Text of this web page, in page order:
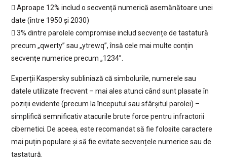
 Aproape 12% includ o secvență numerică asemănătoare unei
date (între 1950 și 2030)
 3% dintre parolele compromise includ secvențe de tastatură
precum „qwerty” sau „ytrewq”, însă cele mai multe conțin
secvențe numerice precum „1234”.
Experții Kaspersky subliniază că simbolurile, numerele sau
datele utilizate frecvent – mai ales atunci când sunt plasate în
poziții evidente (precum la începutul sau sfârșitul parolei) –
simplifică semnificativ atacurile brute force pentru infractorii
cibernetici. De aceea, este recomandat să fie folosite caractere
mai puțin populare și să fie evitate secvențele numerice sau de
tastatură.